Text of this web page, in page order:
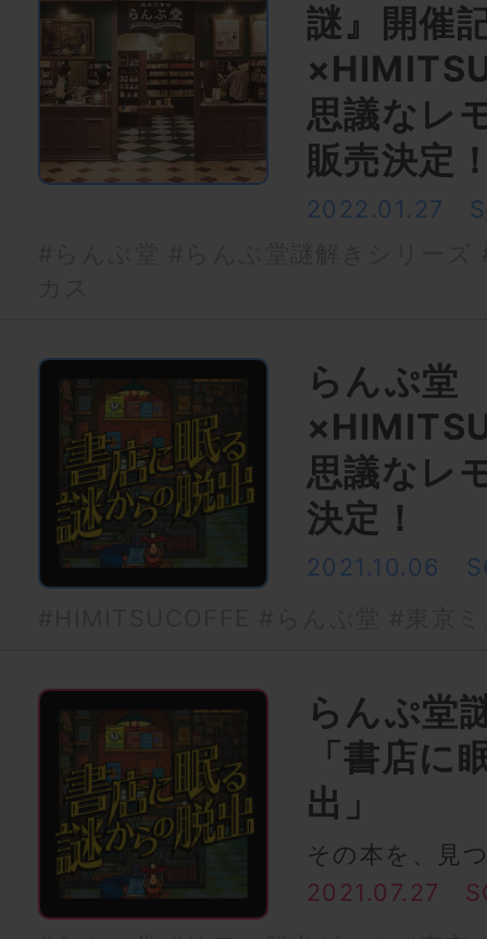
謎』開催
思議なレ
販売決定
2022.01.27
らんぷ堂
思議なレ
決定！
2021.10.06
らんぷ堂
「書店に
出」
その本を、見
2021.07.27